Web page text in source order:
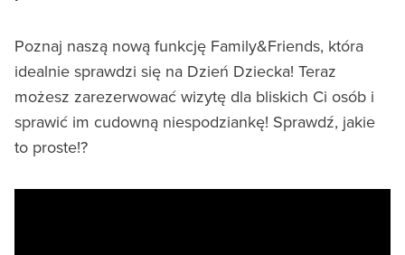
Poznaj naszą nową funkcję Family&Friends, która
idealnie sprawdzi się na Dzień Dziecka! Teraz
możesz zarezerwować wizytę dla bliskich Ci osób i
sprawić im cudowną niespodziankę! Sprawdź, jakie
to proste!?